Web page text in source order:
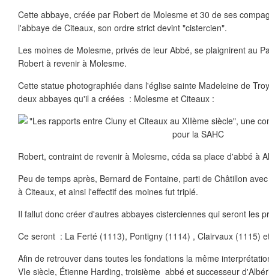
Cette abbaye, créée par Robert de Molesme et 30 de ses
l'abbaye de Citeaux, son ordre strict devint "cistercien".
Les moines de Molesme, privés de leur Abbé, se plaignirent au
Robert à revenir à Molesme.
Cette statue photographiée dans l'église sainte Madeleine de
deux abbayes qu'il a créées : Molesme et Citeaux :
Robert, contraint de revenir à Molesme, céda sa place d'abbé à
Peu de temps après, Bernard de Fontaine, parti de Châtillon
à Citeaux, et ainsi l'effectif des moines fut triplé.
Il fallut donc créer d'autres abbayes cisterciennes qui seront les
Ce seront : La Ferté (1113), Pontigny (1114) , Clairvaux (1115)
Afin de retrouver dans toutes les fondations la même
VIe siècle, Étienne Harding, troisième abbé et successeur